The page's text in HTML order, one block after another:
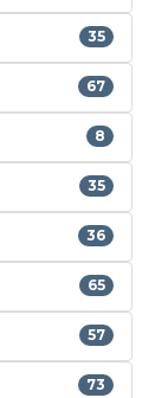
35
67
8
35
36
65
57
73